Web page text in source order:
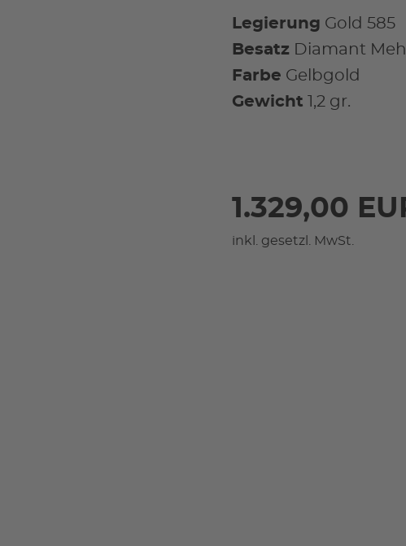
Legierung Gold 585
Besatz Diamant
Farbe Gelbgold
Gewicht
1,2 gr.
1.329,00
inkl. gesetzl. MwSt.